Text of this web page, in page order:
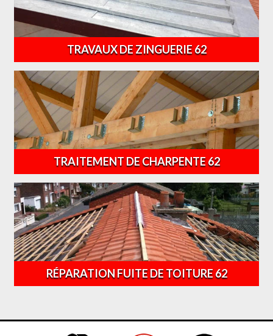
TRAVAUX DE ZINGUERIE 62
TRAITEMENT DE CHARPENTE 62
RÉPARATION FUITE DE TOITURE 62